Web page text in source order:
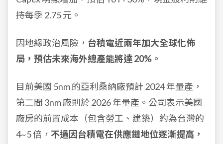
持每季 2.75 元。
因地緣政治風險， 台積電近兩年加大全球化佈
局，預估未來海外總產能將達 20%。
目前美國 5nm 的亞利桑納廠預計 2024 年量產，
第二間 3nm 廠則於 2026 年量產。公司表示美國
廠房的前置成本（包含勞工、建築）約為台灣的
4~5 倍， 不過因台積電在供應鏈地位逐漸提高，